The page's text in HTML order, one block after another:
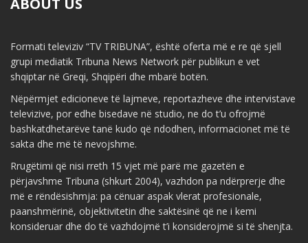
ABOUT US
Formati televiziv “TV TRIBUNA”, është oferta më e re që sjell
grupi mediatik Tribuna News Network për publikun e vet
shqiptar në Greqi, Shqipëri dhe mbarë botën.
Nëpërmjet edicioneve të lajmeve, reportazheve dhe intervistave
televizive, por edhe bisedave në studio, ne do t’u ofrojmë
bashkatdhetarëve tanë kudo që ndodhen, informacionet më të
sakta dhe më të nevojshme.
Rrugëtimi që nisi rreth 15 vjet më parë me gazetën e
përjavshme Tribuna (shkurt 2004), vazhdon pa ndërprerje dhe
më e rëndësishmja: pa cënuar aspak vlerat profesionale,
paanshmërinë, objektivitetin dhe saktësinë që ne i kemi
konsideruar dhe do të vazhdojmë t’i konsiderojmë si të shenjta.